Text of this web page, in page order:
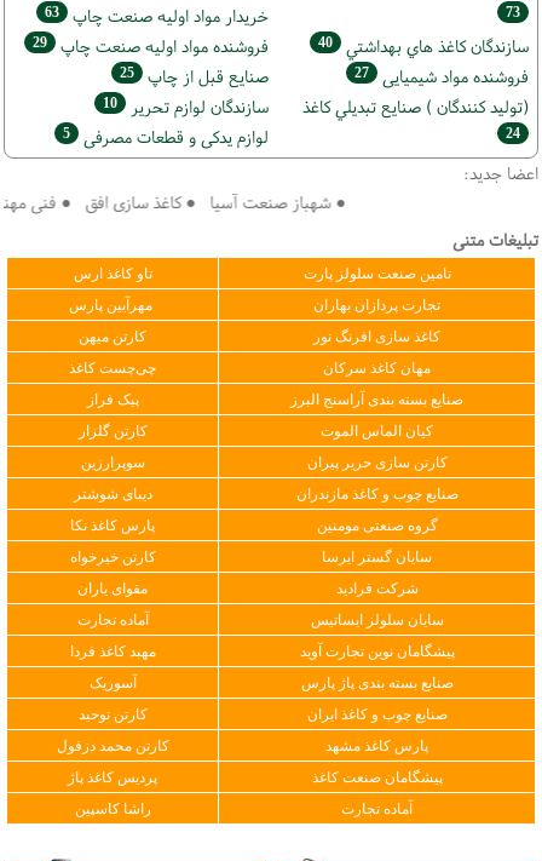
73 خريدار مواد اوليه صنعت چاپ 63
سازندگان كاغذ هاي بهداشتي 40 فروشنده مواد اوليه صنعت چاپ 29
فروشنده مواد شیمیایی 27 صنايع قبل از چاپ 25
(تولید كنندگان ) صنايع تبديلي كاغذ
24
سازندگان لوازم تحریر 10
لوازم یدکی و قطعات مصرفی 5
اعضا جدید:
● شهباز صنعت آسیا ● کاغذ سازی افق ● فنی
تبلیغات متنی
تامین صنعت سلولز پارت
تاو کاغذ ارس
تجارت پردازان بهاران
مهرآیین پارس
کاغذ سازی افرنگ نور
کارتن میهن
مهان کاغذ سرکان
چی‌چست کاغذ
صنایع بسته بندی آراسنج البرز
پیک فراز
کیان الماس الموت
کارتن گلزار
کارتن سازی حریر پیران
سوپرارزین
صنایع چوب و کاغذ مازندران
دیبای شوشتر
گروه صنعتی مومنین
پارس کاغذ نکا
سایان گستر ایرسا
کارتن خیرخواه
شرکت فرادید
مقوای یاران
سایان سلولز ایساتیس
آماده تجارت
پیشگامان نوین تجارت آوید
مهبد کاغذ فردا
صنایع بسته بندی پاژ پارس
آسوریک
صنایع چوب و کاغذ ایران
کارتن توحید
پارس کاغذ مشهد
کارتن محمد دزفول
پیشگامان صنعت کاغذ
پردیس کاغذ پاژ
آماده تجارت
راشا کاسپین